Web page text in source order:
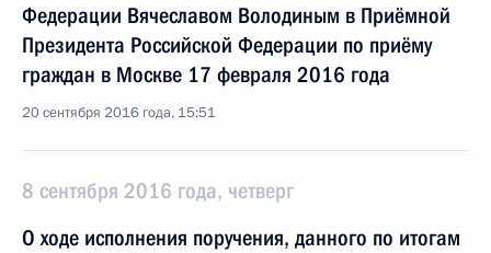
Федерации Вячеславом Володиным в Приёмной
Президента Российской Федерации по приёму
граждан в Москве 17 февраля 2016 года
20 сентября 2016 года, 15:51
8 сентября 2016 года, четверг
О ходе исполнения поручения, данного по итогам